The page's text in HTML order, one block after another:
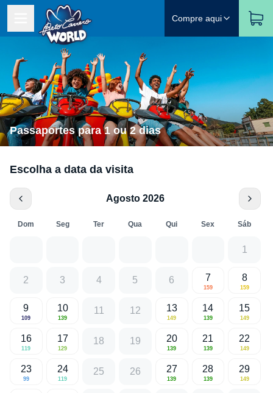
Compre aqui
Passaportes para 1 ou 2 dias
Escolha a data da visita
Agosto 2026
Dom Seg Ter Qua Qui Sex Sáb
1
2 3 4 5 6 7
159
8
159
9
109
10
139
11 12 13
149
14
139
15
149
16
119
17
129
18 19 20
139
21
139
22
149
23
99
24
119
25 26 27
139
28
139
29
149